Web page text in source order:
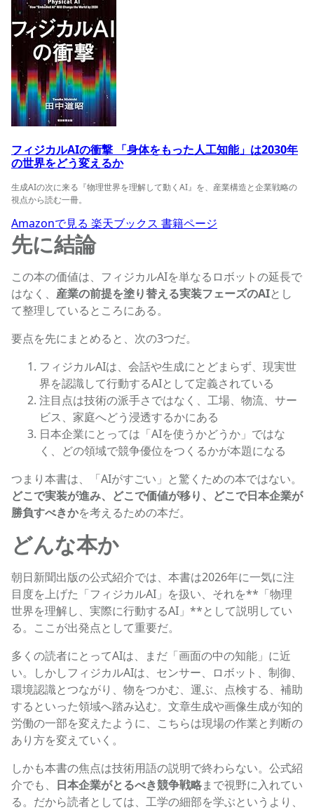
フィジカルAIの衝撃 「身体をもった人工知能」は2030年
の世界をどう変えるか
生成AIの次に来る『物理世界を理解して動くAI』を、産業構造と企業戦略の
視点から読む一冊。
Amazonで見る 楽天ブックス 書籍ページ
先に結論
この本の価値は、フィジカルAIを単なるロボットの延長で
はなく、 産業の前提を塗り替える実装フェーズのAIとし
て整理しているところにある。
要点を先にまとめると、次の3つだ。
フィジカルAIは、会話や生成にとどまらず、現実世
界を認識して行動するAIとして定義されている
注目点は技術の派手さではなく、工場、物流、サー
ビス、家庭へどう浸透するかにある
日本企業にとっては「AIを使うかどうか」ではな
く、どの領域で競争優位をつくるかが本題になる
つまり本書は、「AIがすごい」と驚くための本ではない。
どこで実装が進み、どこで価値が移り、どこで日本企業が
勝負すべきかを考えるための本だ。
どんな本か
朝日新聞出版の公式紹介では、本書は2026年に一気に注
目度を上げた「フィジカルAI」を扱い、それを**「物理
世界を理解し、実際に行動するAI」**として説明してい
る。ここが出発点として重要だ。
多くの読者にとってAIは、まだ「画面の中の知能」に近
い。しかしフィジカルAIは、センサー、ロボット、制御、
環境認識とつながり、物をつかむ、運ぶ、点検する、補助
するといった領域へ踏み込む。文章生成や画像生成が知的
労働の一部を変えたように、こちらは現場の作業と判断の
あり方を変えていく。
しかも本書の焦点は技術用語の説明で終わらない。公式紹
介でも、 日本企業がとるべき競争戦略まで視野に入れてい
る。だから読者としては、工学の細部を学ぶというより、